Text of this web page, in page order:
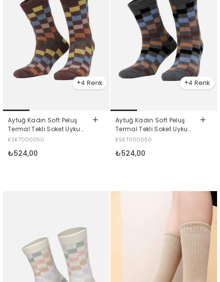
4
Aytuğ Kadın Soft Peluş
Termal Tekli Soket Uyku
Çorabı Kahverengi
KSKT000050
₺524,00
4
Aytuğ Kadın Soft Peluş
Termal Tekli Soket Uyku
Çorabı Füme
KSKT000050
₺524,00